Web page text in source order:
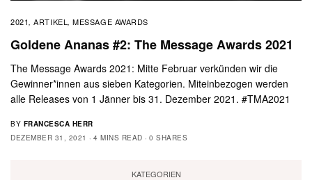
2021 ,ARTIKEL ,MESSAGE AWARDS
Goldene Ananas #2: The Message Awards 2021
The Message Awards 2021: Mitte Februar verkünden wir die
Gewinner*innen aus sieben Kategorien. Miteinbezogen werden
alle Releases von 1 Jänner bis 31. Dezember 2021. #TMA2021
BY FRANCESCA HERR
DEZEMBER 31, 2021
4 MINS READ 0 SHARES
KATEGORIEN